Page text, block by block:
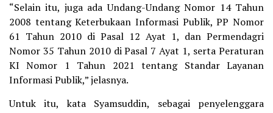
“Selain itu, juga ada Undang-Undang Nomor 14 Tahun
2008 tentang Keterbukaan Informasi Publik, PP Nomor
61 Tahun 2010 di Pasal 12 Ayat 1, dan Permendagri
Nomor 35 Tahun 2010 di Pasal 7 Ayat 1, serta Peraturan
KI Nomor 1 Tahun 2021 tentang Standar Layanan
Informasi Publik,” jelasnya.
Untuk itu, kata Syamsuddin, sebagai penyelenggara